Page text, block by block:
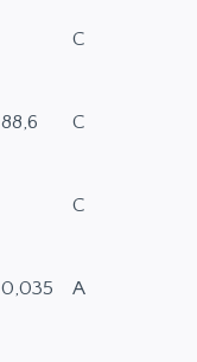
C
88,6 C
C
0,035 A